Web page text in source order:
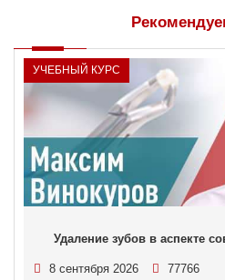
УЧЕБНЫЙ КУРС
Удаление зубов в аспекте
8 сентября 2026 77766